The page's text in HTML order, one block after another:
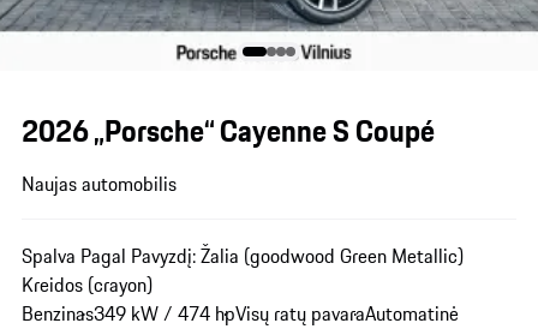
2026 „Porsche“ Cayenne S Coupé
Naujas automobilis
Spalva Pagal Pavyzdį: Žalia (goodwood Green Metallic)
Kreidos (crayon)
Benzinas349 kW / 474 hpVisų ratų pavaraAutomatinė